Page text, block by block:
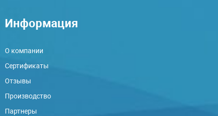
Информация
О компании
Сертификаты
Отзывы
Производство
Партнеры